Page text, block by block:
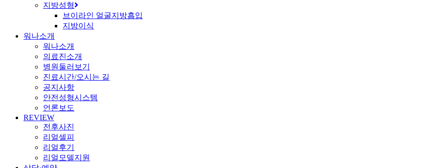
지방성형
브이라인 얼굴지방흡입
지방이식
워나소개
워나소개
의료진소개
병원둘러보기
진료시간/오시는 길
공지사항
안전성형시스템
언론보도
REVIEW
전후사진
리얼셀피
리얼후기
리얼모델지원